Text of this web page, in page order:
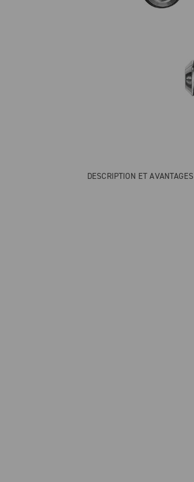
DESCRIPTION ET AVANTAGES